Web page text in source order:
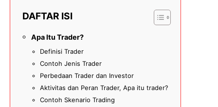
DAFTAR ISI
Apa Itu Trader?
Definisi Trader
Contoh Jenis Trader
Perbedaan Trader dan Investor
Aktivitas dan Peran Trader, Apa itu trader?
Contoh Skenario Trading